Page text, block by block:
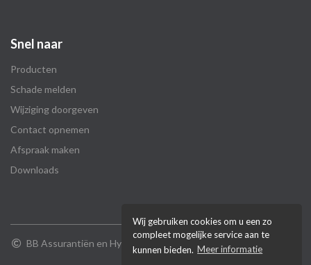
Wij gebruiken cookies om u een zo
compleet mogelijke service aan te
kunnen bieden. Meer informatie
Snel naar
Producten
Schade melden
Wijziging doorgeven
Contact opnemen
Afspraak maken
Downloads
BB Assurantiën en Hypotheken